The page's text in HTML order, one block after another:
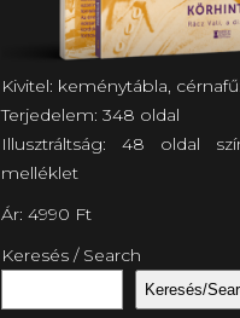
Kivitel: keménytábla,
Terjedelem: 348 oldal
Illusztráltság: 48 oldal
melléklet
Ár: 4990 Ft
Keresés / Search
Keresés/